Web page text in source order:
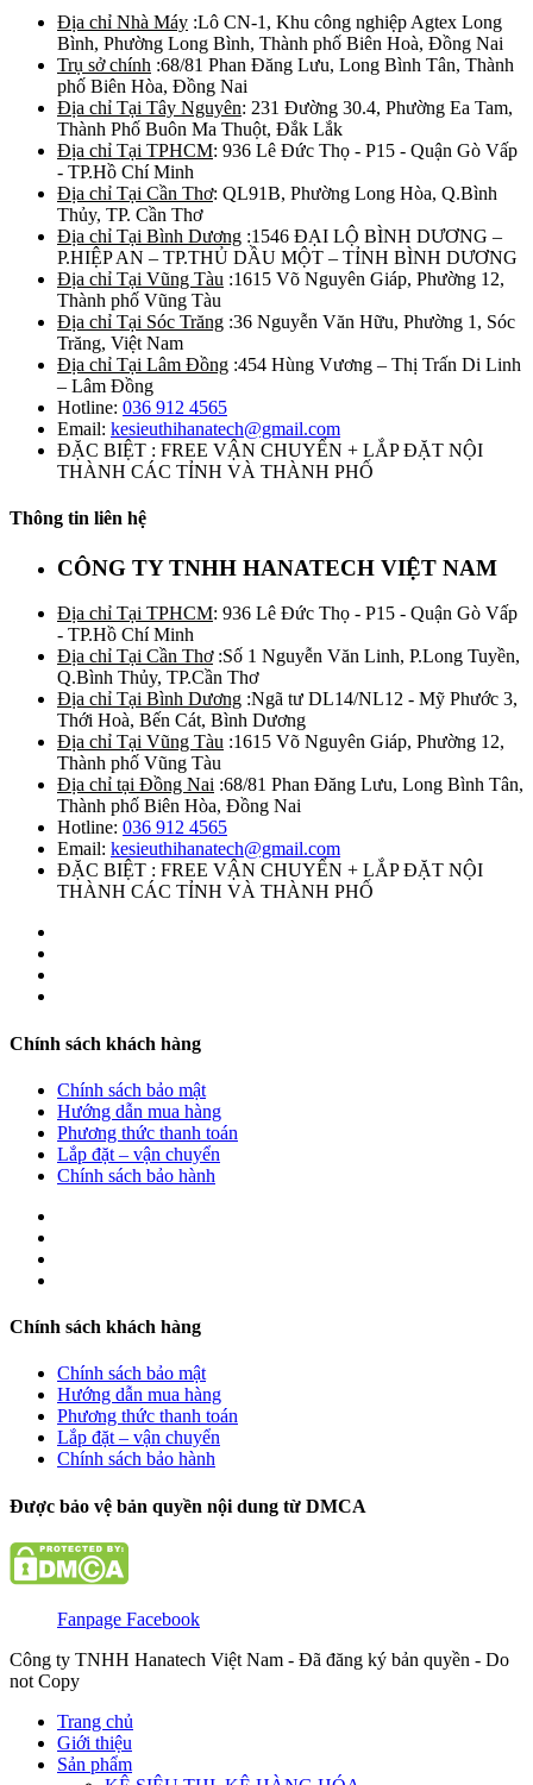
Địa chỉ Nhà Máy :Lô CN-1, Khu công nghiệp Agtex Long
Bình, Phường Long Bình, Thành phố Biên Hoà, Đồng Nai
Trụ sở chính :68/81 Phan Đăng Lưu, Long Bình Tân, Thành
phố Biên Hòa, Đồng Nai
Địa chỉ Tại Tây Nguyên: 231 Đường 30.4, Phường Ea Tam,
Thành Phố Buôn Ma Thuột, Đắk Lắk
Địa chỉ Tại TPHCM: 936 Lê Đức Thọ - P15 - Quận Gò Vấp
- TP.Hồ Chí Minh
Địa chỉ Tại Cần Thơ: QL91B, Phường Long Hòa, Q.Bình
Thủy, TP. Cần Thơ
Địa chỉ Tại Bình Dương :1546 ĐẠI LỘ BÌNH DƯƠNG –
P.HIỆP AN – TP.THỦ DẦU MỘT – TỈNH BÌNH DƯƠNG
Địa chỉ Tại Vũng Tàu :1615 Võ Nguyên Giáp, Phường 12,
Thành phố Vũng Tàu
Địa chỉ Tại Sóc Trăng :36 Nguyễn Văn Hữu, Phường 1, Sóc
Trăng, Việt Nam
Địa chỉ Tại Lâm Đồng :454 Hùng Vương – Thị Trấn Di Linh
– Lâm Đồng
Hotline: 036 912 4565
Email: kesieuthihanatech@gmail.com
ĐẶC BIỆT : FREE VẬN CHUYỂN + LẮP ĐẶT NỘI
THÀNH CÁC TỈNH VÀ THÀNH PHỐ
Thông tin liên hệ
CÔNG TY TNHH HANATECH VIỆT NAM
Địa chỉ Tại TPHCM: 936 Lê Đức Thọ - P15 - Quận Gò Vấp
- TP.Hồ Chí Minh
Địa chỉ Tại Cần Thơ:Số 1 Nguyễn Văn Linh, P.Long Tuyền,
Q.Bình Thủy, TP.Cần Thơ
Địa chỉ Tại Bình Dương :Ngã tư DL14/NL12 - Mỹ Phước 3,
Thới Hoà, Bến Cát, Bình Dương
Địa chỉ Tại Vũng Tàu :1615 Võ Nguyên Giáp, Phường 12,
Thành phố Vũng Tàu
Địa chỉ tại Đồng Nai :68/81 Phan Đăng Lưu, Long Bình Tân,
Thành phố Biên Hòa, Đồng Nai
Hotline: 036 912 4565
Email: kesieuthihanatech@gmail.com
ĐẶC BIỆT : FREE VẬN CHUYỂN + LẮP ĐẶT NỘI
THÀNH CÁC TỈNH VÀ THÀNH PHỐ
Chính sách khách hàng
Chính sách bảo mật
Hướng dẫn mua hàng
Phương thức thanh toán
Lắp đặt – vận chuyển
Chính sách bảo hành
Chính sách khách hàng
Chính sách bảo mật
Hướng dẫn mua hàng
Phương thức thanh toán
Lắp đặt – vận chuyển
Chính sách bảo hành
Được bảo vệ bản quyền nội dung từ DMCA
Fanpage Facebook
Công ty TNHH Hanatech Việt Nam - Đã đăng ký bản quyền - Do
not Copy
Trang chủ
Giới thiệu
Sản phẩm